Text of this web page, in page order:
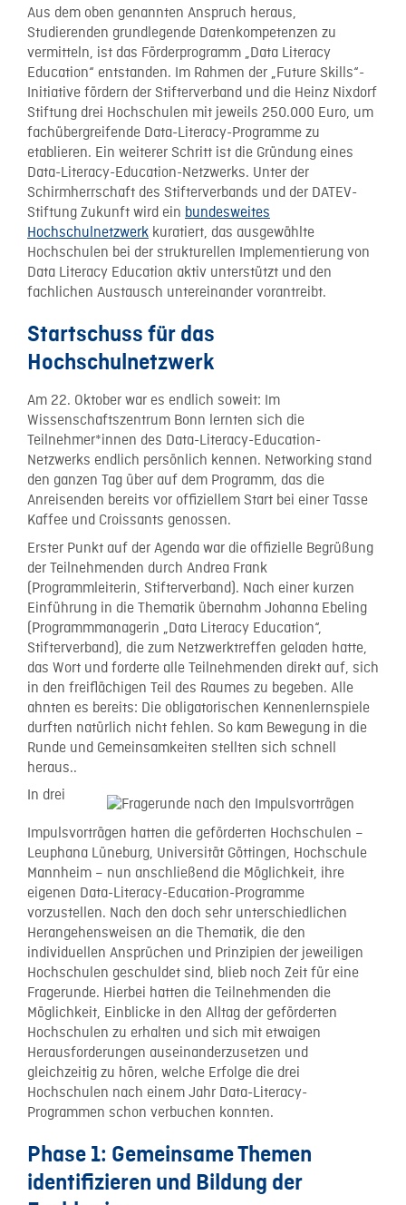
Aus dem oben genannten Anspruch heraus,
Studierenden grundlegende Datenkompetenzen zu
vermitteln, ist das Förderprogramm „Data Literacy
Education“ entstanden. Im Rahmen der „Future Skills“-
Initiative fördern der Stifterverband und die Heinz Nixdorf
Stiftung drei Hochschulen mit jeweils 250.000 Euro, um
fachübergreifende Data-Literacy-Programme zu
etablieren. Ein weiterer Schritt ist die Gründung eines
Data-Literacy-Education-Netzwerks. Unter der
Schirmherrschaft des Stifterverbands und der DATEV-
Stiftung Zukunft wird ein bundesweites
Hochschulnetzwerk kuratiert, das ausgewählte
Hochschulen bei der strukturellen Implementierung von
Data Literacy Education aktiv unterstützt und den
fachlichen Austausch untereinander vorantreibt.
Startschuss für das
Hochschulnetzwerk
Am 22. Oktober war es endlich soweit: Im
Wissenschaftszentrum Bonn lernten sich die
Teilnehmer*innen des Data-Literacy-Education-
Netzwerks endlich persönlich kennen. Networking stand
den ganzen Tag über auf dem Programm, das die
Anreisenden bereits vor offiziellem Start bei einer Tasse
Kaffee und Croissants genossen.
Erster Punkt auf der Agenda war die offizielle Begrüßung
der Teilnehmenden durch Andrea Frank
(Programmleiterin, Stifterverband). Nach einer kurzen
Einführung in die Thematik übernahm Johanna Ebeling
(Programmmanagerin „Data Literacy Education“,
Stifterverband), die zum Netzwerktreffen geladen hatte,
das Wort und forderte alle Teilnehmenden direkt auf, sich
in den freiflächigen Teil des Raumes zu begeben. Alle
ahnten es bereits: Die obligatorischen Kennenlernspiele
durften natürlich nicht fehlen. So kam Bewegung in die
Runde und Gemeinsamkeiten stellten sich schnell
heraus..
In drei
Impulsvorträgen hatten die geförderten Hochschulen –
Leuphana Lüneburg, Universität Göttingen, Hochschule
Mannheim – nun anschließend die Möglichkeit, ihre
eigenen Data-Literacy-Education-Programme
vorzustellen. Nach den doch sehr unterschiedlichen
Herangehensweisen an die Thematik, die den
individuellen Ansprüchen und Prinzipien der jeweiligen
Hochschulen geschuldet sind, blieb noch Zeit für eine
Fragerunde. Hierbei hatten die Teilnehmenden die
Möglichkeit, Einblicke in den Alltag der geförderten
Hochschulen zu erhalten und sich mit etwaigen
Herausforderungen auseinanderzusetzen und
gleichzeitig zu hören, welche Erfolge die drei
Hochschulen nach einem Jahr Data-Literacy-
Programmen schon verbuchen konnten.
Phase 1: Gemeinsame Themen
identifizieren und Bildung der